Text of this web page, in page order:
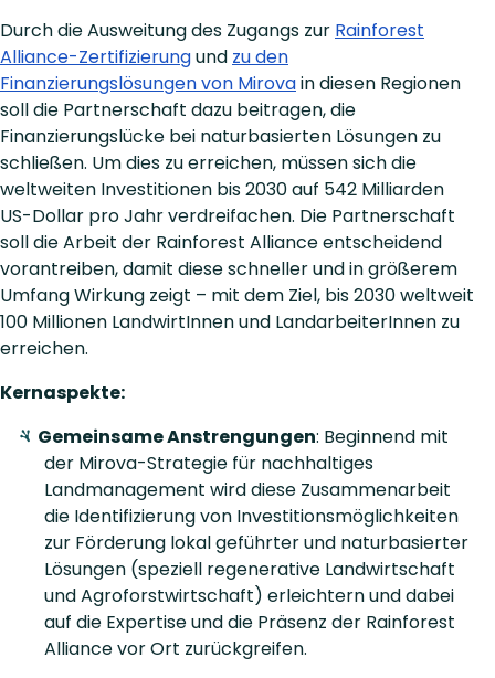
Durch die Ausweitung des Zugangs zur Rainforest
Alliance-Zertifizierungund zu den
Finanzierungslösungen von Mirovain diesen Regionen
soll die Partnerschaft dazu beitragen, die
Finanzierungslücke bei naturbasierten Lösungen zu
schließen. Um dies zu erreichen, müssen sich die
weltweiten Investitionen bis 2030 auf 542 Milliarden
US-Dollar pro Jahr verdreifachen. Die Partnerschaft
soll die Arbeit der Rainforest Alliance entscheidend
vorantreiben, damit diese schneller und in größerem
Umfang Wirkung zeigt – mit dem Ziel, bis 2030 weltweit
100 Millionen LandwirtInnen und LandarbeiterInnen zu
erreichen.
Kernaspekte:
Gemeinsame Anstrengungen: Beginnend mit
der Mirova-Strategie für nachhaltiges
Landmanagement wird diese Zusammenarbeit
die Identifizierung von Investitionsmöglichkeiten
zur Förderung lokal geführter und naturbasierter
Lösungen (speziell regenerative Landwirtschaft
und Agroforstwirtschaft) erleichtern und dabei
auf die Expertise und die Präsenz der Rainforest
Alliance vor Ort zurückgreifen.